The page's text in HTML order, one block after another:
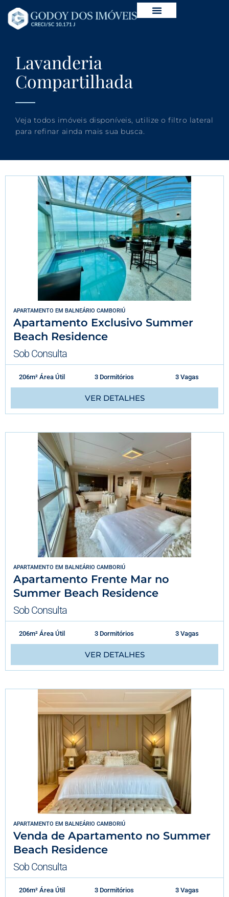
Lavanderia
Compartilhada
Veja todos imóveis disponíveis, utilize o filtro lateral
para refinar ainda mais sua busca.
APARTAMENTO EM BALNEÁRIO CAMBORIÚ
Apartamento Exclusivo Summer
Beach Residence
Sob Consulta
206m² Área Útil 3 Dormitórios 3 Vagas
VER DETALHES
APARTAMENTO EM BALNEÁRIO CAMBORIÚ
Apartamento Frente Mar no
Summer Beach Residence
Sob Consulta
206m² Área Útil 3 Dormitórios 3 Vagas
VER DETALHES
APARTAMENTO EM BALNEÁRIO CAMBORIÚ
Venda de Apartamento no Summer
Beach Residence
Sob Consulta
206m² Área Útil 3 Dormitórios 3 Vagas